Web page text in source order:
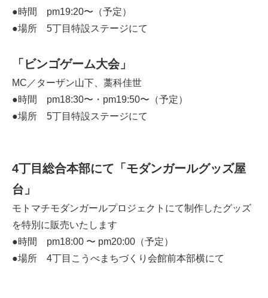
●時間 pm19:20〜（予定）
●場所 5丁目特設ステージにて
「ビンゴゲーム大会」
MC／ターザン山下、藁科佳世
●時間 pm18:30〜・pm19:50〜（予定）
●場所 5丁目特設ステージにて
4丁目総合本部にて「モダンガールグッズ屋
台」
モトマチモダンガールプロジェクトにて制作したグッズ
を特別に販売いたします
●時間 pm18:00 〜 pm20:00（予定）
●場所 4丁目こうべまちづくり会館前本部横にて